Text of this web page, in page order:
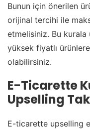
Bunun için önerilen
orijinal tercihi ile
etmelisiniz. Bu
yüksek fiyatlı
olabilirsiniz.
E-Ticarette
Upselling
E-ticarette upselling